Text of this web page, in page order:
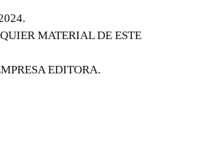
MATERIAL DE ESTE
EDITORA.